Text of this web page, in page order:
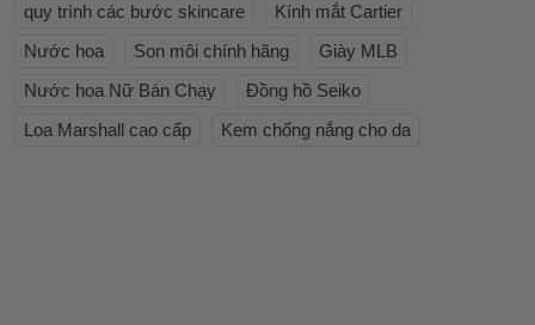
quy trình các bước skincare
Kính mắt Cartier
Nước hoa
Son môi chính hãng
Giày MLB
Nước hoa Nữ Bán Chạy
Đồng hồ Seiko
Loa Marshall cao cấp
Kem chống nắng cho da